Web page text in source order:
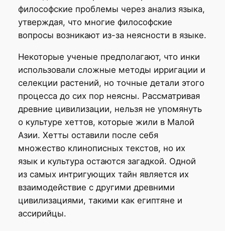
философские проблемы через анализ языка,
утверждая, что многие философские
вопросы возникают из-за неясности в языке.
Некоторые ученые предполагают, что инки
использовали сложные методы ирригации и
селекции растений, но точные детали этого
процесса до сих пор неясны. Рассматривая
древние цивилизации, нельзя не упомянуть
о культуре хеттов, которые жили в Малой
Азии. Хетты оставили после себя
множество клинописных текстов, но их
язык и культура остаются загадкой. Одной
из самых интригующих тайн является их
взаимодействие с другими древними
цивилизациями, такими как египтяне и
ассирийцы.